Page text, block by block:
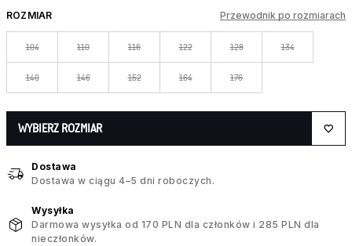
ROZMIAR Przewodnik po rozmiarach
104 110 116 122 128 134
140 146 152 164 176
WYBIERZ ROZMIAR
Dostawa
Dostawa w ciągu 4–5 dni roboczych.
Wysyłka
Darmowa wysyłka od 170 PLN dla członków i 285 PLN dla
nieczłonków.